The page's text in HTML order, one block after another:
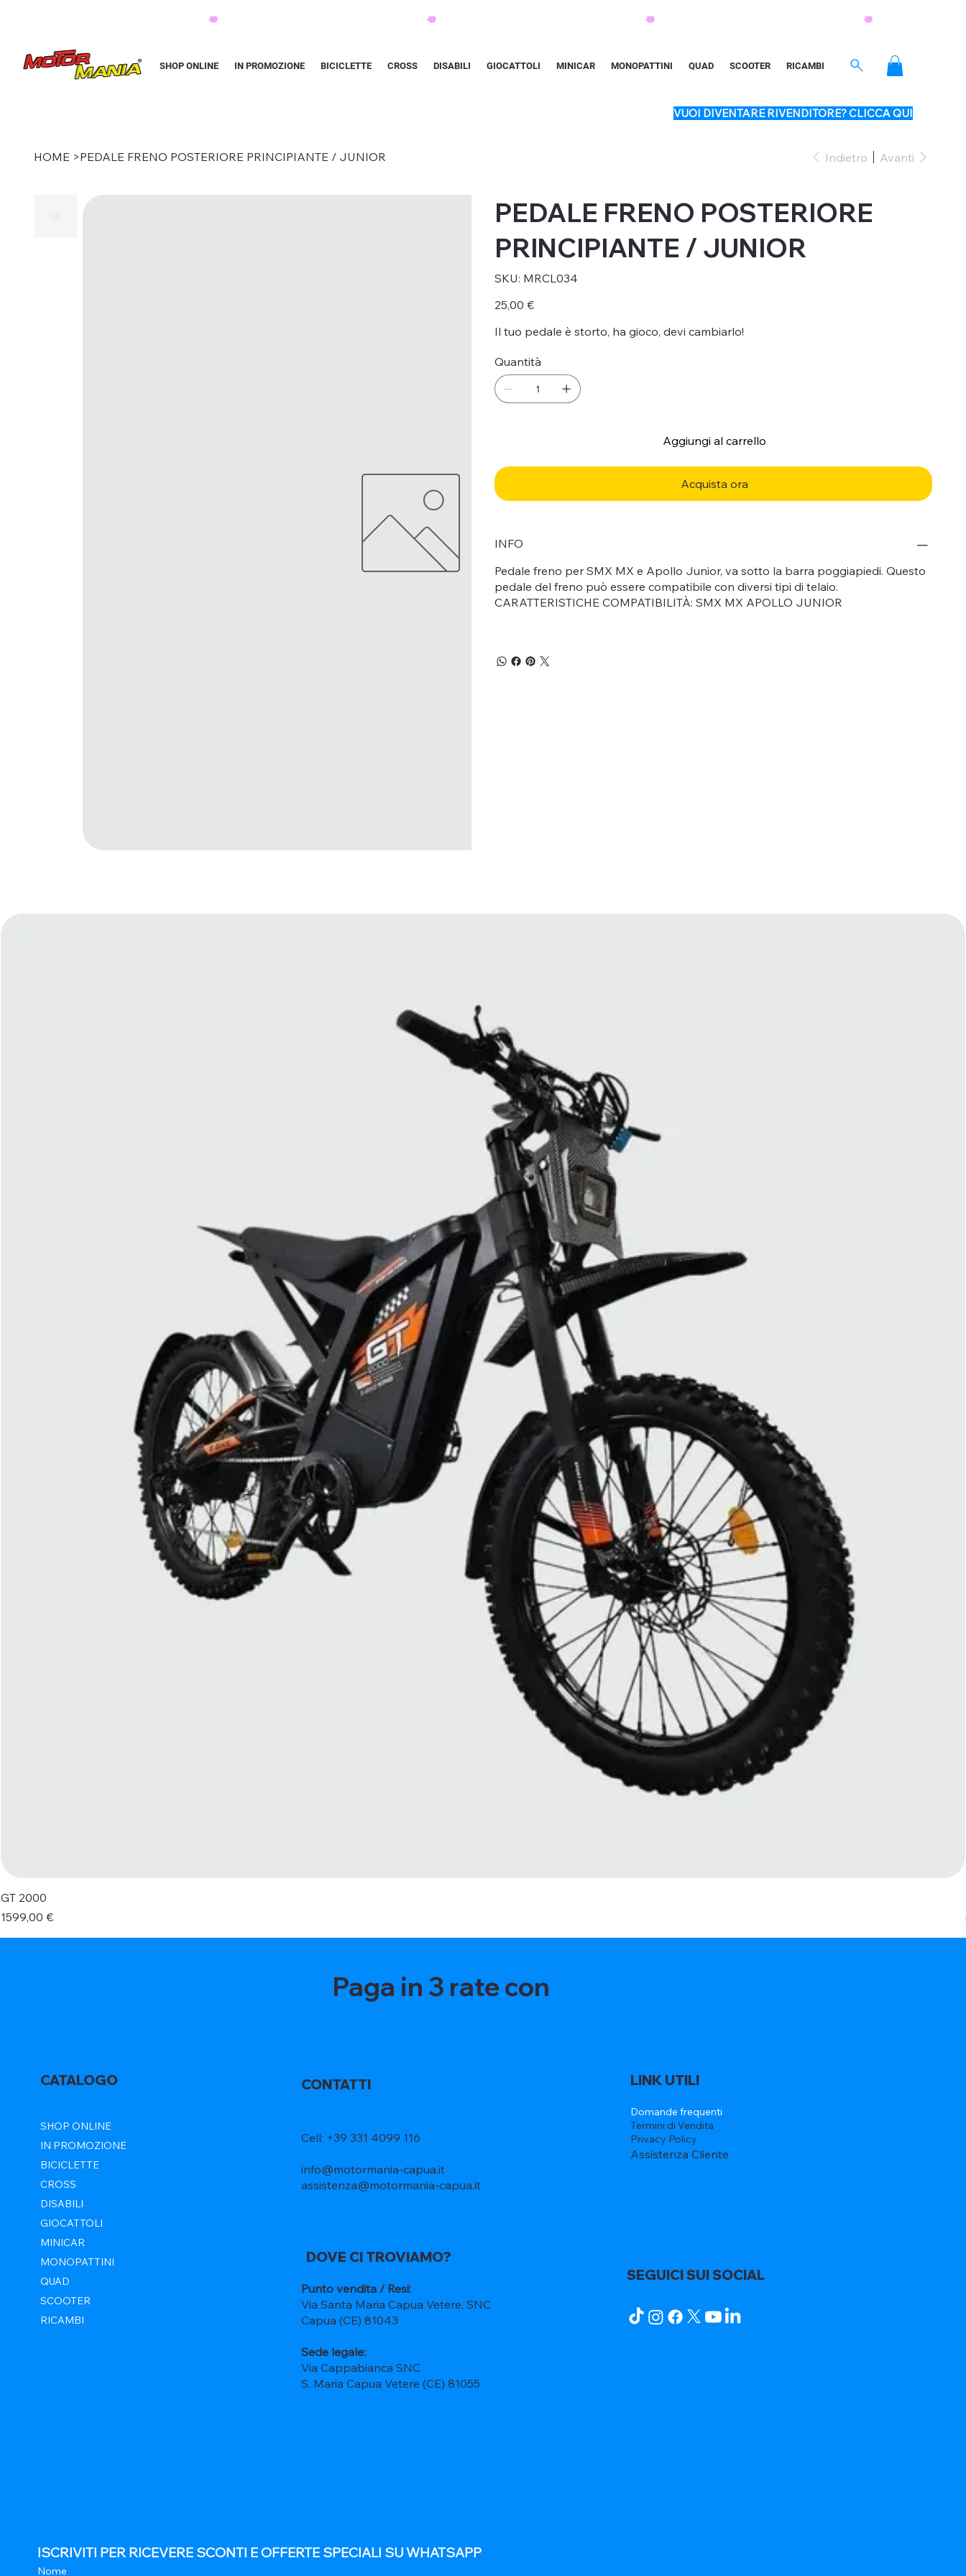
SHOP ONLINE IN PROMOZIONE BICICLETTE CROSS DISABILI GIOCATTOLI MINICAR MONOPATTINI QUAD SCOOTER RICAMBI
VUOI DIVENTARE RIVENDITORE? CLICCA QUI
HOME >PEDALE FRENO POSTERIORE PRINCIPIANTE / JUNIOR Indietro Avanti
PEDALE FRENO POSTERIORE
PRINCIPIANTE / JUNIOR
SKU: SKU
MRCL034
MRCL034
Prezzo
25,00 €
Il tuo pedale è storto, ha gioco, devi cambiarlo!
Quantità
Aggiungi al carrello
Acquista ora
INFO
Pedale freno per SMX MX e Apollo Junior, va sotto la barra poggiapiedi. Questo
pedale del freno può essere compatibile con diversi tipi di telaio.
CARATTERISTICHE COMPATIBILITÀ: SMX MX APOLLO JUNIOR
GT 2000
Prezzo
1599,00 €
Paga in 3 rate con
CATALOGO
SHOP ONLINE
IN PROMOZIONE
BICICLETTE
CROSS
DISABILI
GIOCATTOLI
MINICAR
MONOPATTINI
QUAD
SCOOTER
RICAMBI
CONTATTI
Cell: +39 331 4099 116
info@motormania-capua.it
assistenza@motormania-capua.it
DOVE CI TROVIAMO?
Punto vendita / Resi:
Via Santa Maria Capua Vetere, SNC
Capua (CE) 81043
Sede legale:
Via Cappabianca SNC
S. Maria Capua Vetere (CE) 81055
LINK UTILI
Domande frequenti
Termini di Vendita
Privacy Policy
Assistenza Cliente
SEGUICI SUI SOCIAL
ISCRIVITI PER RICEVERE SCONTI E OFFERTE SPECIALI SU WHATSAPP
Nome